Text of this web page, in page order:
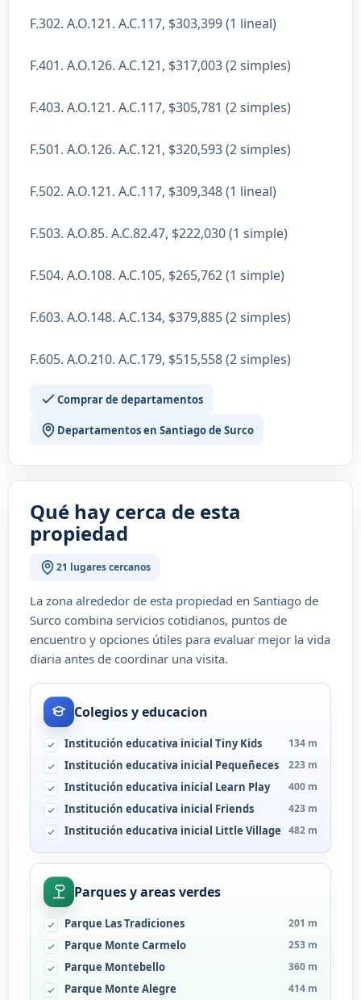
F.302. A.O.121. A.C.117, $303,399 (1 lineal)
F.401. A.O.126. A.C.121, $317,003 (2 simples)
F.403. A.O.121. A.C.117, $305,781 (2 simples)
F.501. A.O.126. A.C.121, $320,593 (2 simples)
F.502. A.O.121. A.C.117, $309,348 (1 lineal)
F.503. A.O.85. A.C.82.47, $222,030 (1 simple)
F.504. A.O.108. A.C.105, $265,762 (1 simple)
F.603. A.O.148. A.C.134, $379,885 (2 simples)
F.605. A.O.210. A.C.179, $515,558 (2 simples)
Comprar de departamentos
Departamentos en Santiago de Surco
Qué hay cerca de esta
propiedad
21 lugares cercanos
La zona alrededor de esta propiedad en Santiago de
Surco combina servicios cotidianos, puntos de
encuentro y opciones útiles para evaluar mejor la vida
diaria antes de coordinar una visita.
Colegios y educacion
Institución educativa inicial Tiny Kids 134 m
Institución educativa inicial Pequeñeces 223 m
Institución educativa inicial Learn Play 400 m
Institución educativa inicial Friends 423 m
Institución educativa inicial Little Village 482 m
Parques y areas verdes
Parque Las Tradiciones 201 m
Parque Monte Carmelo 253 m
Parque Montebello 360 m
Parque Monte Alegre 414 m